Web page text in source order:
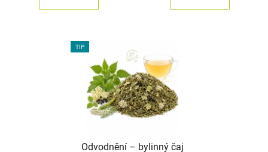
TIP
Odvodnění –⁠⁠⁠⁠⁠ bylinný čaj